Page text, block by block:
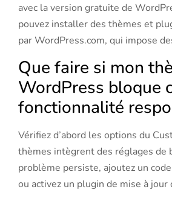
avec la version gratuite de
pouvez installer des thèmes et
par WordPress.com, qui impose
Que faire si mon
WordPress bloque
fonctionnalité
Vérifiez d’abord les options du
thèmes intègrent des réglages de
problème persiste, ajoutez un
ou activez un plugin de mise à jour